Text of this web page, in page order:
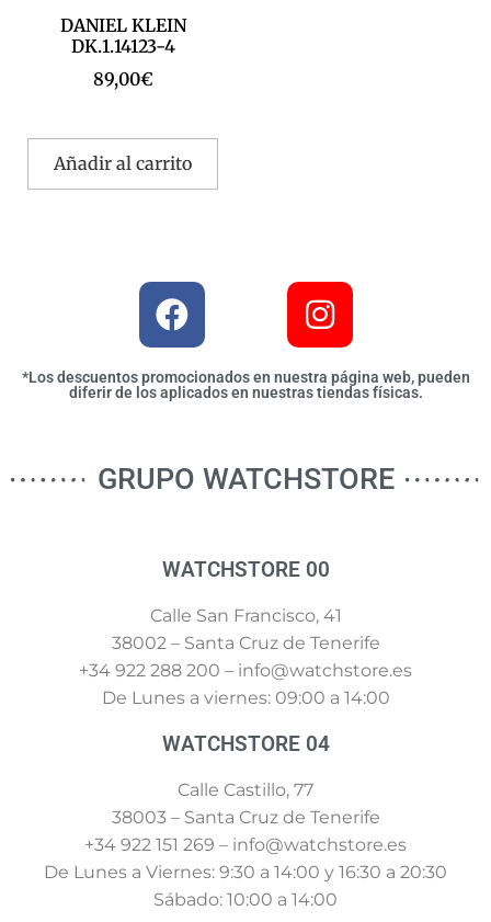
DANIEL KLEIN
DK.1.14123-4
89,00€
Añadir al carrito
*Los descuentos promocionados en nuestra página web, pueden
diferir de los aplicados en nuestras tiendas físicas.
GRUPO WATCHSTORE
WATCHSTORE 00
Calle San Francisco, 41
38002 – Santa Cruz de Tenerife
+34 922 288 200 – info@watchstore.es
De Lunes a viernes: 09:00 a 14:00
WATCHSTORE 04
Calle Castillo, 77
38003 – Santa Cruz de Tenerife
+34 922 151 269 – info@watchstore.es
De Lunes a Viernes: 9:30 a 14:00 y 16:30 a 20:30
Sábado: 10:00 a 14:00